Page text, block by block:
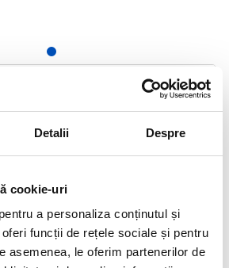
Detalii Despre
cookie-uri
a personaliza conținutul și
funcții de rețele sociale și pentru
asemenea, le oferim partenerilor de
Informatii livrare
Telefon: